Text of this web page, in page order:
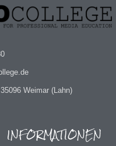
Weimar (Lahn)
INFORMATIONEN